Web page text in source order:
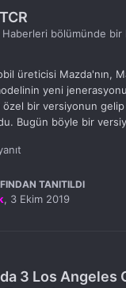
Haberleri bölümünde bir
üreticisi Mazda'nın,
yeni
özel bir versiyonun
Bugün böyle bir
TANITILDI
, 3 Ekim 2019
3 Los Angeles